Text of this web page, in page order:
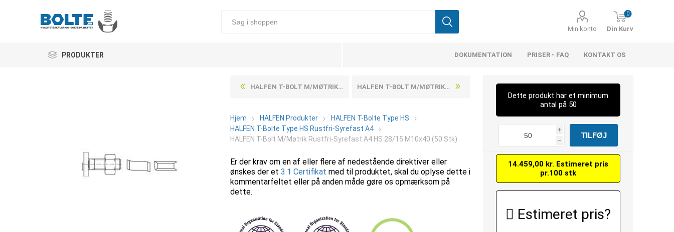
Min konto
0
Din Kurv
PRODUKTER DOKUMENTATION PRISER - FAQ KONTAKT OS
HALFEN T-BOLT M/MØTRIK RUSTFRI-SYREFAST A4 HS 36/17 M16X80 (10 STK) HALFEN T-BOLT M/MØTRIK RUSTFRI-SYREFAST A4 HS 28/15 M10X50 (50 STK)
Hjem HALFEN Produkter
HALFEN T-Bolte Type HS
HALFEN T-Bolte Type HS Rustfri-Syrefast A4
HALFEN T-Bolt M/Møtrik Rustfri-Syrefast A4 HS 28/15 M10x40 (50 Stk)
Er der krav om en af eller flere af nedestående direktiver eller
ønskes der et3.1 Certifikat med til produktet, skal du oplyse dette i
kommentarfeltet eller på anden måde gøre os opmærksom på
dette.
Dette produkt har et minimum
antal på 50
i
h
14.459,00 kr. Estimeret pris
pr.100 stk
Estimeret pris?